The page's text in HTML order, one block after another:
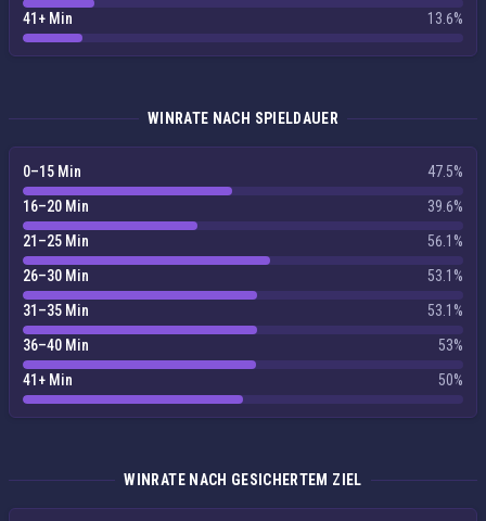
41+ Min
13.6%
WINRATE NACH SPIELDAUER
0–15 Min
47.5%
16–20 Min
39.6%
21–25 Min
56.1%
26–30 Min
53.1%
31–35 Min
53.1%
36–40 Min
53%
41+ Min
50%
WINRATE NACH GESICHERTEM ZIEL